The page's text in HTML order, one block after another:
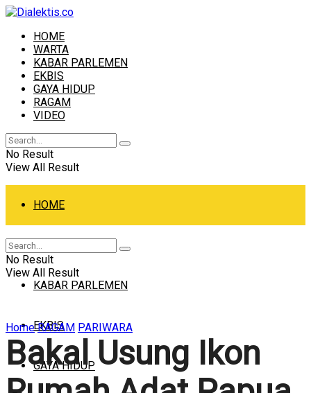
HOME
WARTA
KABAR PARLEMEN
EKBIS
GAYA HIDUP
RAGAM
VIDEO
No Result
View All Result
HOME
WARTA
KABAR PARLEMEN
EKBIS
GAYA HIDUP
No Result
View All Result
Home RAGAM PARIWARA
Bakal Usung Ikon